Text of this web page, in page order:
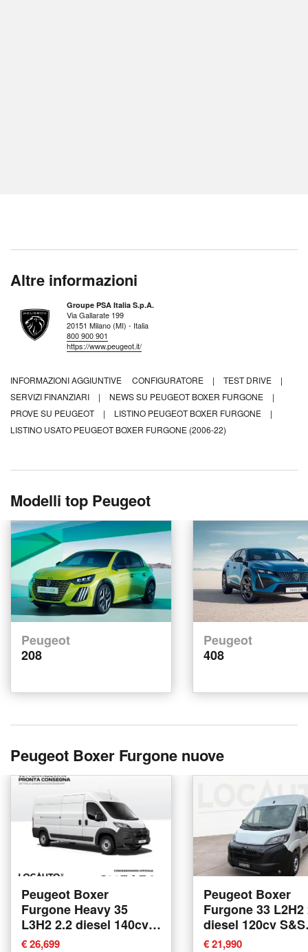
Altre informazioni
Groupe PSA Italia S.p.A.
Via Gallarate 199
20151 Milano (MI) - Italia
800 900 901
https://www.peugeot.it/
INFORMAZIONI AGGIUNTIVE CONFIGURATORE | TEST DRIVE
|
SERVIZI FINANZIARI
| NEWS SU PEUGEOT BOXER FURGONE
|
PROVE SU PEUGEOT
| LISTINO PEUGEOT BOXER FURGONE
|
LISTINO USATO PEUGEOT BOXER FURGONE (2006-22)
Modelli top Peugeot
Peugeot
208
Peugeot
408
Peugeot Boxer Furgone nuove
Peugeot Boxer
Furgone Heavy 35
L3H2 2.2 diesel 140cv
S&S at8 nuova a Torino
€ 26,699
Peugeot Boxer
Furgone 33 L2H2
diesel 120cv S&S
nuova a Torino
€ 21,990